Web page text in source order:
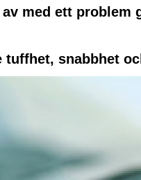
med ett problem
tuffhet, snabbhet